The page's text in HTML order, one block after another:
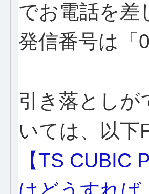
でお電話を差
発信番号は「
引き落としが
いては、以下
【TS CUBIC